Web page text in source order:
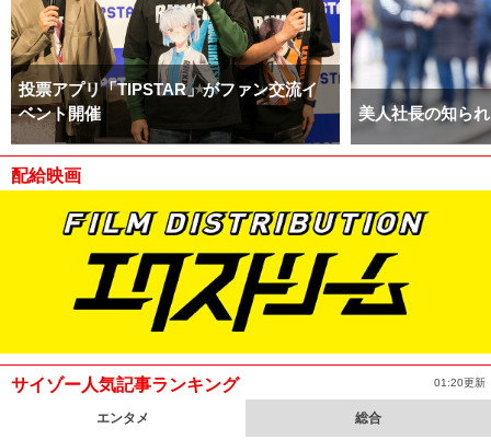
投票アプリ「TIPSTAR」がファン交流イ
ベント開催
美人社長の知ら
配給映画
サイゾー人気記事ランキング 01:20更新
エンタメ 総合